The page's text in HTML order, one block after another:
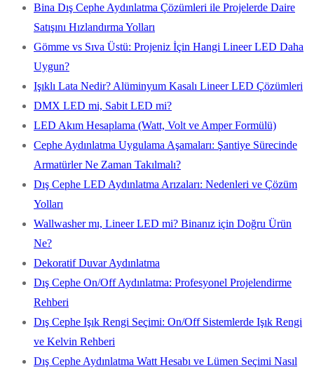
Bina Dış Cephe Aydınlatma Çözümleri ile Projelerde Daire
Satışını Hızlandırma Yolları
Gömme vs Sıva Üstü: Projeniz İçin Hangi Lineer LED Daha
Uygun?
Işıklı Lata Nedir? Alüminyum Kasalı Lineer LED Çözümleri
DMX LED mi, Sabit LED mi?
LED Akım Hesaplama (Watt, Volt ve Amper Formülü)
Cephe Aydınlatma Uygulama Aşamaları: Şantiye Sürecinde
Armatürler Ne Zaman Takılmalı?
Dış Cephe LED Aydınlatma Arızaları: Nedenleri ve Çözüm
Yolları
Wallwasher mı, Lineer LED mi? Binanız için Doğru Ürün
Ne?
Dekoratif Duvar Aydınlatma
Dış Cephe On/Off Aydınlatma: Profesyonel Projelendirme
Rehberi
Dış Cephe Işık Rengi Seçimi: On/Off Sistemlerde Işık Rengi
ve Kelvin Rehberi
Dış Cephe Aydınlatma Watt Hesabı ve Lümen Seçimi Nasıl